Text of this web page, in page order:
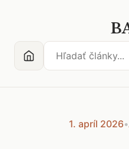
1. apríl 2026•